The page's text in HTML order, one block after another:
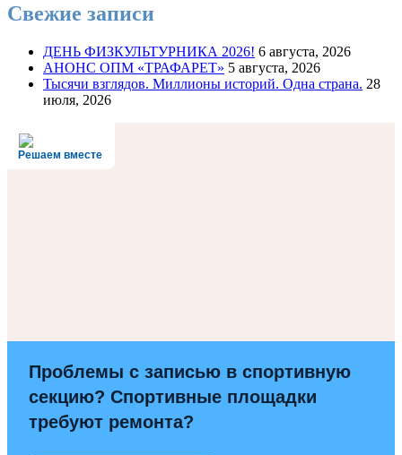
Свежие записи
ДЕНЬ ФИЗКУЛЬТУРНИКА 2026! 6 августа, 2026
АНОНС ОПМ «ТРАФАРЕТ» 5 августа, 2026
Тысячи взглядов. Миллионы историй. Одна страна. 28
июля, 2026
Решаем вместе
Проблемы с записью в спортивную
секцию? Спортивные площадки
требуют ремонта?